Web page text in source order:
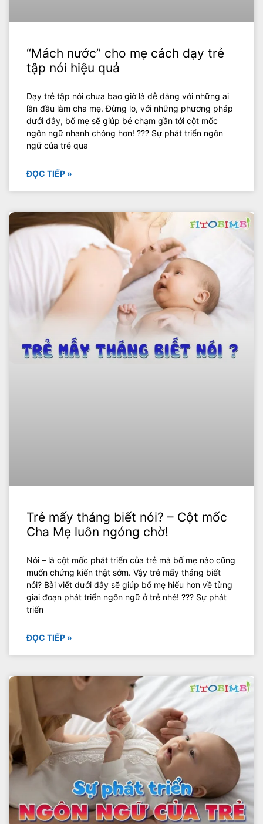
“Mách nước” cho mẹ cách dạy trẻ
tập nói hiệu quả
Dạy trẻ tập nói chưa bao giờ là dễ dàng với những ai
lần đầu làm cha mẹ. Đừng lo, với những phương pháp
dưới đây, bố mẹ sẽ giúp bé chạm gần tới cột mốc
ngôn ngữ nhanh chóng hơn! ??? Sự phát triển ngôn
ngữ của trẻ qua
ĐỌC TIẾP »
Trẻ mấy tháng biết nói? – Cột mốc
Cha Mẹ luôn ngóng chờ!
Nói – là cột mốc phát triển của trẻ mà bố mẹ nào cũng
muốn chứng kiến thật sớm. Vậy trẻ mấy tháng biết
nói? Bài viết dưới đây sẽ giúp bố mẹ hiểu hơn về từng
giai đoạn phát triển ngôn ngữ ở trẻ nhé! ??? Sự phát
triển
ĐỌC TIẾP »